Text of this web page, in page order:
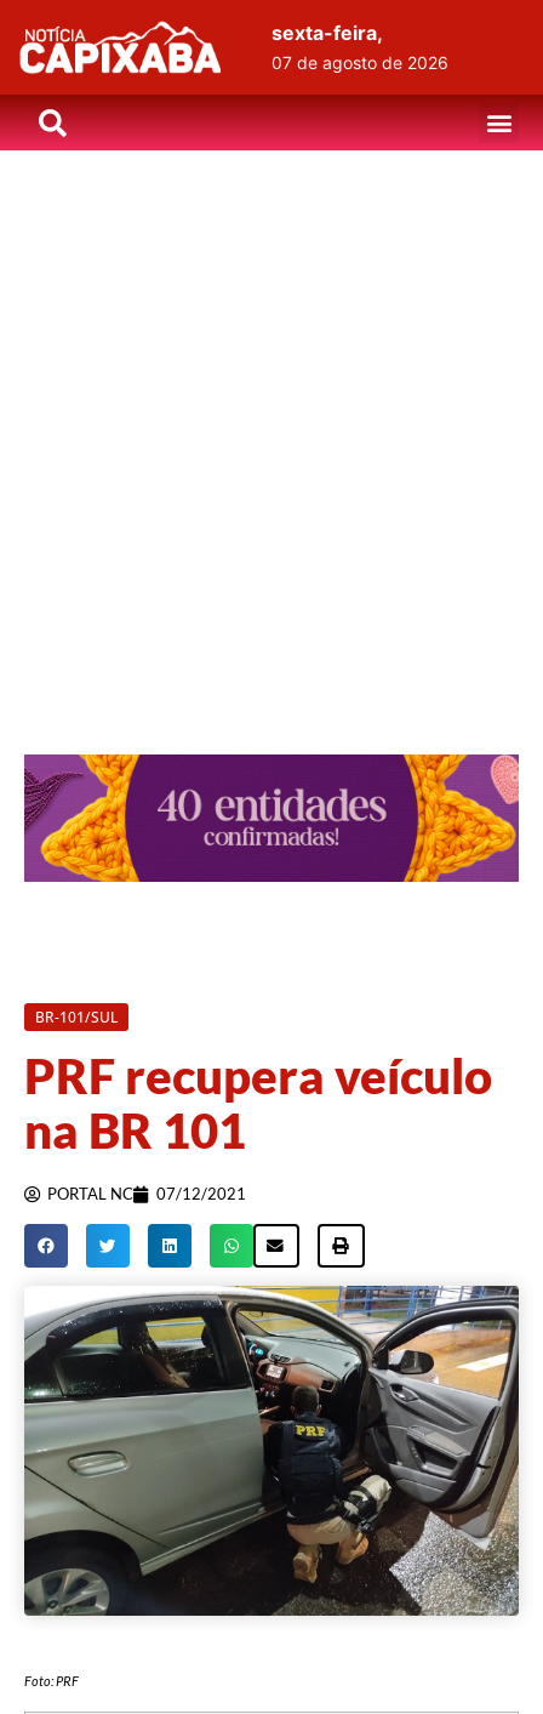
sexta-feira,
07 de agosto de 2026
BR-101/SUL
PRF recupera veículo
na BR 101
PORTAL NC 07/12/2021
Foto: PRF